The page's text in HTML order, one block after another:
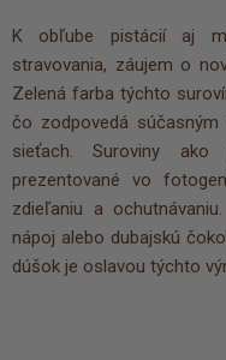
K obľube pistácií aj
stravovania, záujem o
Zelená farba týchto
čo zodpovedá
sieťach. Suroviny
prezentované vo
zdieľaniu a
nápoj alebo dubajskú
dúšok je oslavou týchto